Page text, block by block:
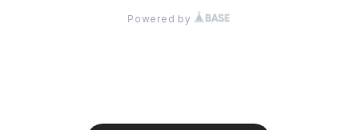
Powered by